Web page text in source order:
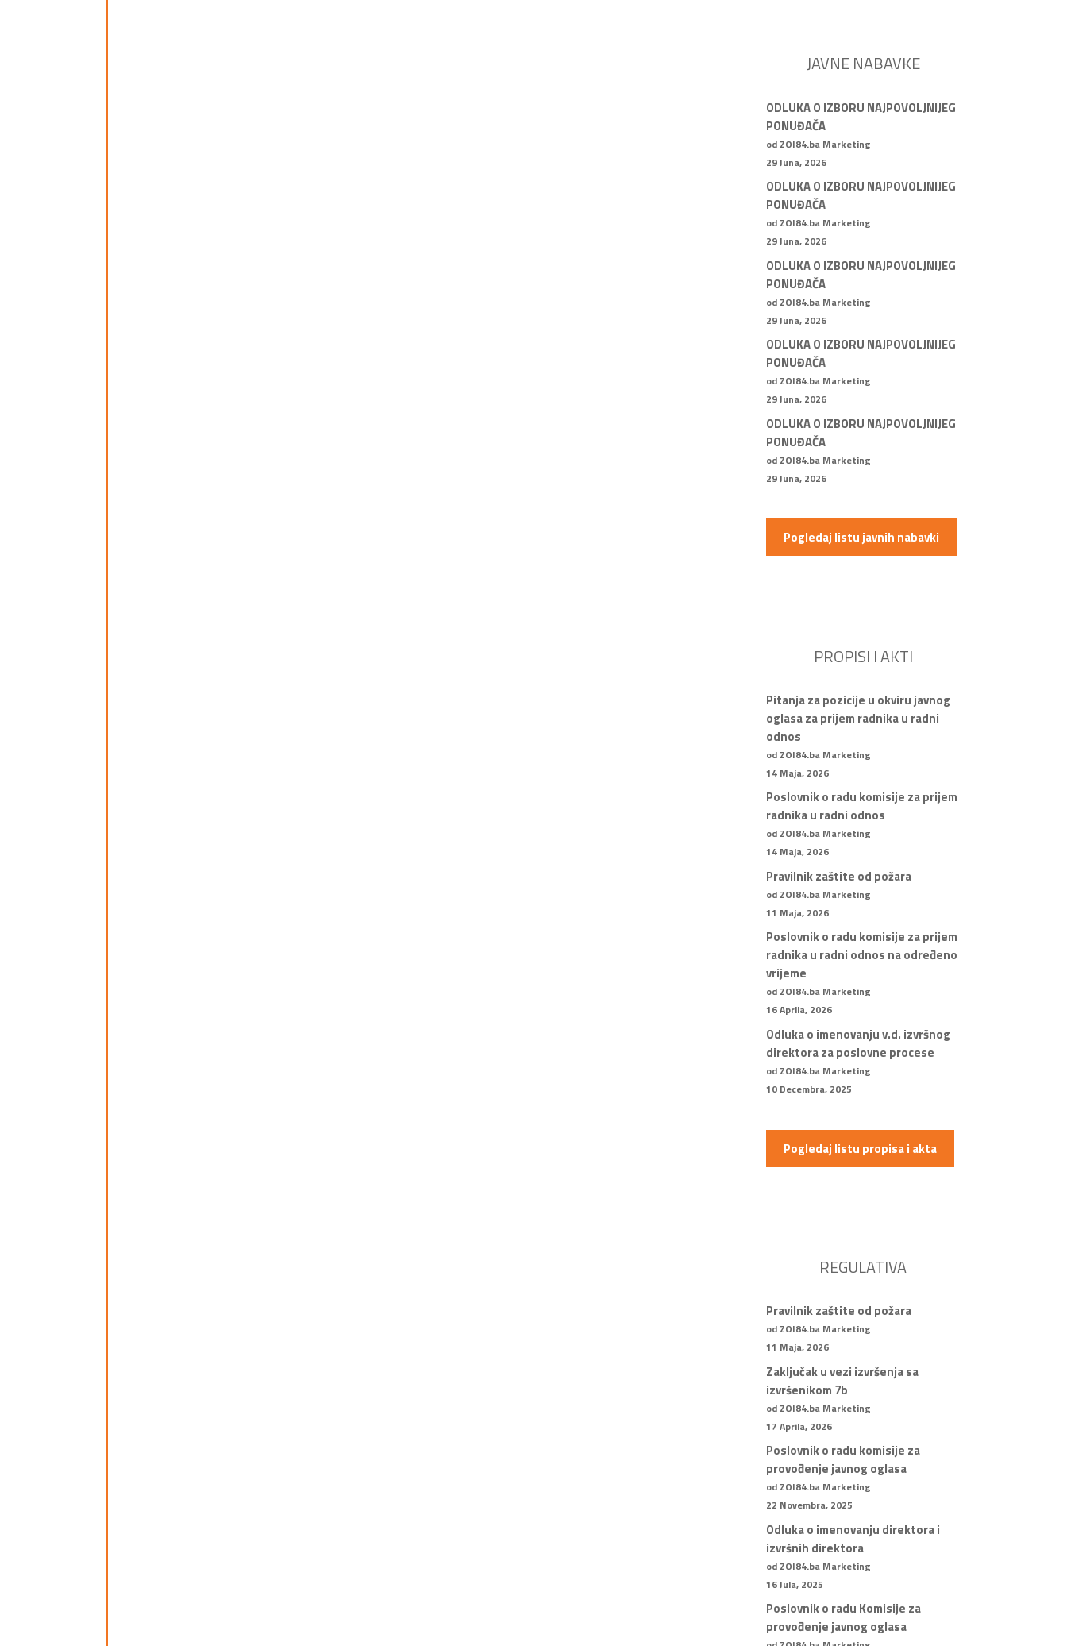
JAVNE NABAVKE
ODLUKA O IZBORU NAJPOVOLJNIJEG
PONUĐAČA
od ZOI84.ba Marketing
29 Juna, 2026
ODLUKA O IZBORU NAJPOVOLJNIJEG
PONUĐAČA
od ZOI84.ba Marketing
29 Juna, 2026
ODLUKA O IZBORU NAJPOVOLJNIJEG
PONUĐAČA
od ZOI84.ba Marketing
29 Juna, 2026
ODLUKA O IZBORU NAJPOVOLJNIJEG
PONUĐAČA
od ZOI84.ba Marketing
29 Juna, 2026
ODLUKA O IZBORU NAJPOVOLJNIJEG
PONUĐAČA
od ZOI84.ba Marketing
29 Juna, 2026
Pogledaj listu javnih nabavki
PROPISI I AKTI
Pitanja za pozicije u okviru javnog
oglasa za prijem radnika u radni
odnos
od ZOI84.ba Marketing
14 Maja, 2026
Poslovnik o radu komisije za prijem
radnika u radni odnos
od ZOI84.ba Marketing
14 Maja, 2026
Pravilnik zaštite od požara
od ZOI84.ba Marketing
11 Maja, 2026
Poslovnik o radu komisije za prijem
radnika u radni odnos na određeno
vrijeme
od ZOI84.ba Marketing
16 Aprila, 2026
Odluka o imenovanju v.d. izvršnog
direktora za poslovne procese
od ZOI84.ba Marketing
10 Decembra, 2025
Pogledaj listu propisa i akta
REGULATIVA
Pravilnik zaštite od požara
od ZOI84.ba Marketing
11 Maja, 2026
Zaključak u vezi izvršenja sa
izvršenikom 7b
od ZOI84.ba Marketing
17 Aprila, 2026
Poslovnik o radu komisije za
provođenje javnog oglasa
od ZOI84.ba Marketing
22 Novembra, 2025
Odluka o imenovanju direktora i
izvršnih direktora
od ZOI84.ba Marketing
16 Jula, 2025
Poslovnik o radu Komisije za
provođenje javnog oglasa